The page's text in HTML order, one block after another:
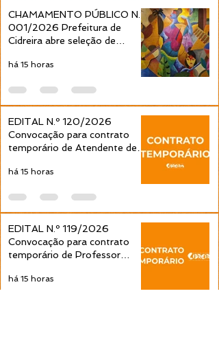
Séries é publicada pela
Prefeitura de Cidreira
CHAMAMENTO PÚBLICO N.º
001/2026 Prefeitura de
Cidreira abre seleção de
projetos culturais pela Política
Nacional Aldir Blanc
há 15 horas
EDITAL N.º 120/2026
Convocação para contrato
temporário de Atendente de
pela Prefeitura de Cidreira
há 15 horas
EDITAL N.º 119/2026
Convocação para contrato
temporário de Professor
Séries é publicada pela
há 15 horas